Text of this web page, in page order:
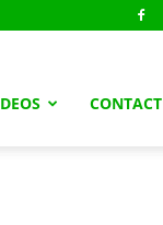
CONTACT